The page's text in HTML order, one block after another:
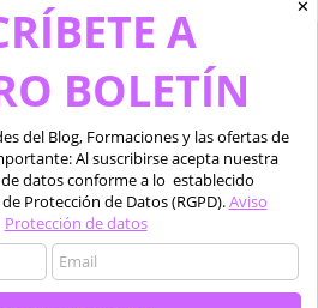
de Tratamiento de
ArcGIS PRO y QGIS
Current
price
is:
600,00 €.
✕
A
BOLETÍN
del Blog, Formaciones y las ofertas de
Al suscribirse acepta nuestra
datos conforme a lo establecido
Protección de Datos (RGPD).Aviso
Protección de datos